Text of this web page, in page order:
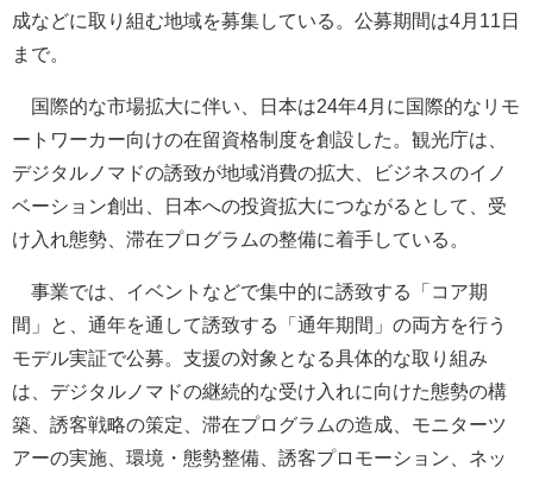
成などに取り組む地域を募集している。公募期間は4月11日
まで。
国際的な市場拡大に伴い、日本は24年4月に国際的なリモ
ートワーカー向けの在留資格制度を創設した。観光庁は、
デジタルノマドの誘致が地域消費の拡大、ビジネスのイノ
ベーション創出、日本への投資拡大につながるとして、受
け入れ態勢、滞在プログラムの整備に着手している。
事業では、イベントなどで集中的に誘致する「コア期
間」と、通年を通して誘致する「通年期間」の両方を行う
モデル実証で公募。支援の対象となる具体的な取り組み
は、デジタルノマドの継続的な受け入れに向けた態勢の構
築、誘客戦略の策定、滞在プログラムの造成、モニターツ
アーの実施、環境・態勢整備、誘客プロモーション、ネッ